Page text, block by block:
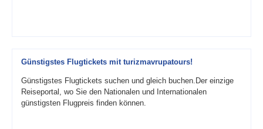
Günstigstes Flugtickets mit turizmavrupatours!
Günstigstes Flugtickets suchen und gleich buchen.Der einzige
Reiseportal, wo Sie den Nationalen und Internationalen
günstigsten Flugpreis finden können.